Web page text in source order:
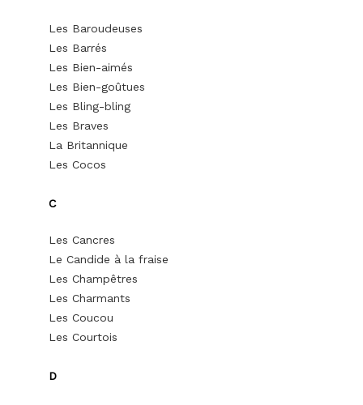
Les Baroudeuses
Les Barrés
Les Bien-aimés
Les Bien-goûtues
Les Bling-bling
Les Braves
La Britannique
Les Cocos
C
Les Cancres
Le Candide à la fraise
Les Champêtres
Les Charmants
Les Coucou
Les Courtois
D